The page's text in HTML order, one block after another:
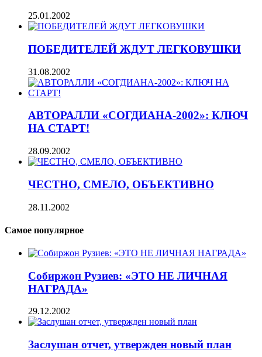
25.01.2002
ПОБЕДИТЕЛЕЙ ЖДУТ ЛЕГКОВУШКИ
31.08.2002
АВТОРАЛЛИ «СОГДИАНА-2002»: КЛЮЧ
НА СТАРТ!
28.09.2002
ЧЕСТНО, СМЕЛО, ОБЪЕКТИВНО
28.11.2002
Самое популярное
Собиржон Рузиев: «ЭТО НЕ ЛИЧНАЯ
НАГРАДА»
29.12.2002
Заслушан отчет, утвержден новый план